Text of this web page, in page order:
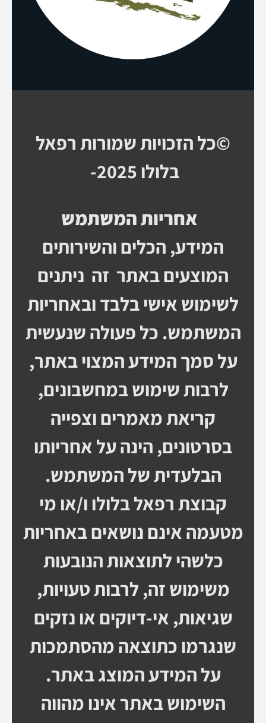
©כל הזכויות שמורות רפאל
בלולו 2025-
אחריות המשתמש
המידע, הכלים והשירותים
המוצעים באתר זה ניתנים
לשימוש אישי בלבד ובאחריות
המשתמש. כל פעולה שנעשית
על סמך המידע המצוי באתר,
לרבות שימוש במחשבונים,
קריאת מאמרים וצפייה
בסרטונים, הינה על אחריותו
הבלעדית של המשתמש.
קבוצת רפאל בלולו ו/או מי
מטעמה אינם נושאים באחריות
כלשהי לתוצאות הנובעות
משימוש זה, לרבות טעויות,
שגיאות, אי-דיוקים או נזקים
שנגרמו כתוצאה מהסתמכות
על המידע המוצג באתר.
השימוש באתר אינו מהווה